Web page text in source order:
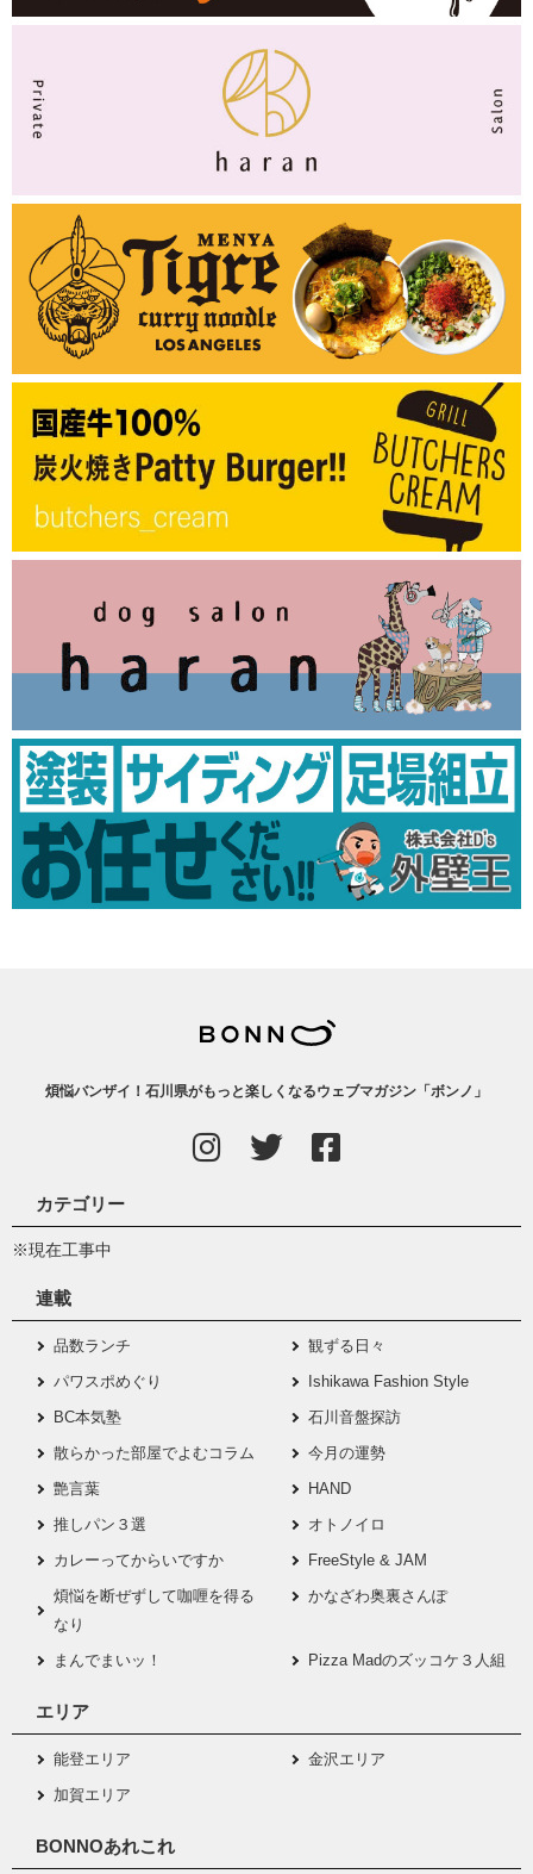
煩悩バンザイ！石川県がもっと楽しくなるウェブマガジン「ボンノ」
カテゴリー
※現在工事中
連載
品数ランチ
観ずる日々
パワスポめぐり
Ishikawa Fashion Style
BC本気塾
石川音盤探訪
散らかった部屋でよむコラム
今月の運勢
艶言葉
HAND
推しパン３選
オトノイロ
カレーってからいですか
FreeStyle & JAM
煩悩を断ぜずして咖喱を得る
なり
かなざわ奥裏さんぽ
まんでまいッ！ Pizza Madのズッコケ３人組
エリア
能登エリア
金沢エリア
加賀エリア
BONNOあれこれ